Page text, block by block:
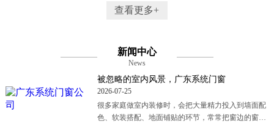
查看更多+
新闻中心
News
被忽略的室内风景，广东系统门窗
2026-07-25
很多家庭做室内装修时，会把大量精力投入到墙面配
色、软装搭配、地面铺贴的环节，常常把窗边的窗套